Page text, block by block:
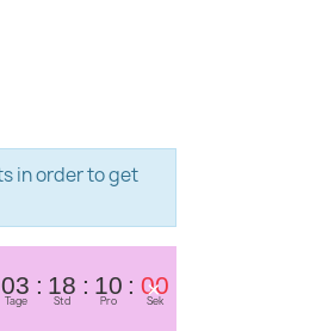
in order to get
03
Tage
18
Std
09
Pro
59
Sek
×